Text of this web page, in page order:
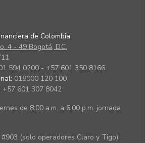
de Colombia
4 - 49 Bogotá, D.C.
594 0200 - +57 601 350 8166
018000 120 100
+57 601 307 8042
de 8:00 a.m. a 6:00 p.m. jornada
#903 (solo operadores Claro y Tigo)